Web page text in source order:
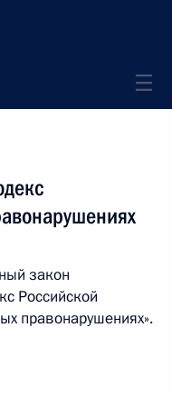
закон
Российской
правонарушениях».